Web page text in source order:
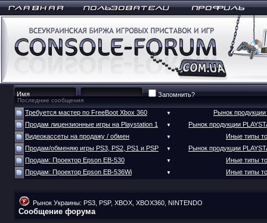
Запомнить?
Последние сообщения
Требуется мастер по FreeBoot Xbox 360 ▼
Рынок
Продам лицензионные игры на Playstation 1
▼
Рынок продукции
Видеокассеты на продажу / обмен
▼
Иные типы
Продам/обменяю игры PS3, PS2, PS1 и PSP
▼
Рынок продукции
Продам: Проектор Epson EB-530
▼
Иные типы
Продам: Проектор Epson EB-536Wi
▼ Иные типы
Рынок Украины: PS3, PSP, XBOX, XBOX360, NINTENDO
Сообщение форума